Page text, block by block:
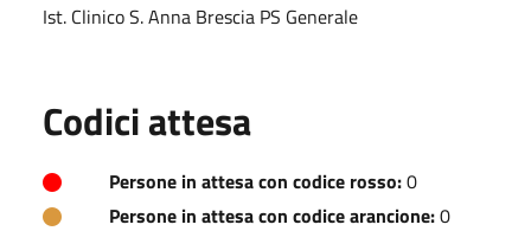
Ist. Clinico S. Anna Brescia PS Generale
Codici attesa
Persone in attesa con codice rosso:0
Persone in attesa con codice arancione:0